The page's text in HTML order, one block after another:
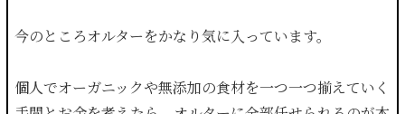
今のところオルターをかなり気に入っています。
個人でオーガニックや無添加の食材を一つ一つ揃えていく